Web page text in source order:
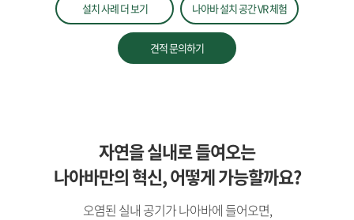
설치 사례 더 보기 나아바 설치 공간 VR 체험
견적 문의하기
자연을 실내로 들여오는
나아바만의 혁신, 어떻게 가능할까요?
오염된 실내 공기가 나아바에 들어오면,